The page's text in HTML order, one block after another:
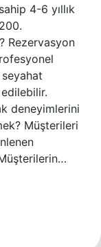
4-6 yıllık
Rezervasyon
deneyimlerini
Müşterileri